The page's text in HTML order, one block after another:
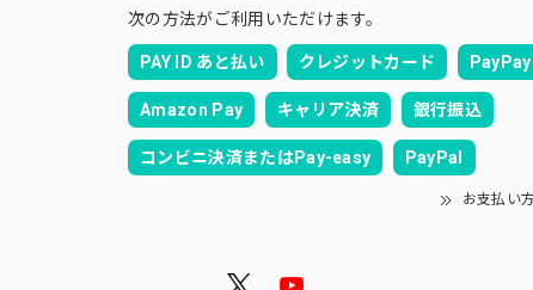
次の方法がご利用いただけます。
PAY ID あと払い クレジットカード PayPay
Amazon Pay キャリア決済 銀行振込
コンビニ決済またはPay-easy PayPal
お支払い